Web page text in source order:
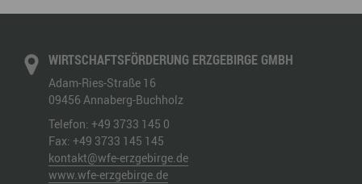
WIRTSCHAFTSFÖRDERUNG ERZGEBIRGE GMBH
Adam-Ries-Straße 16
09456 Annaberg-Buchholz
Telefon: +49 3733 145 0
Fax: +49 3733 145 145
kontakt@wfe-erzgebirge.de
www.wfe-erzgebirge.de